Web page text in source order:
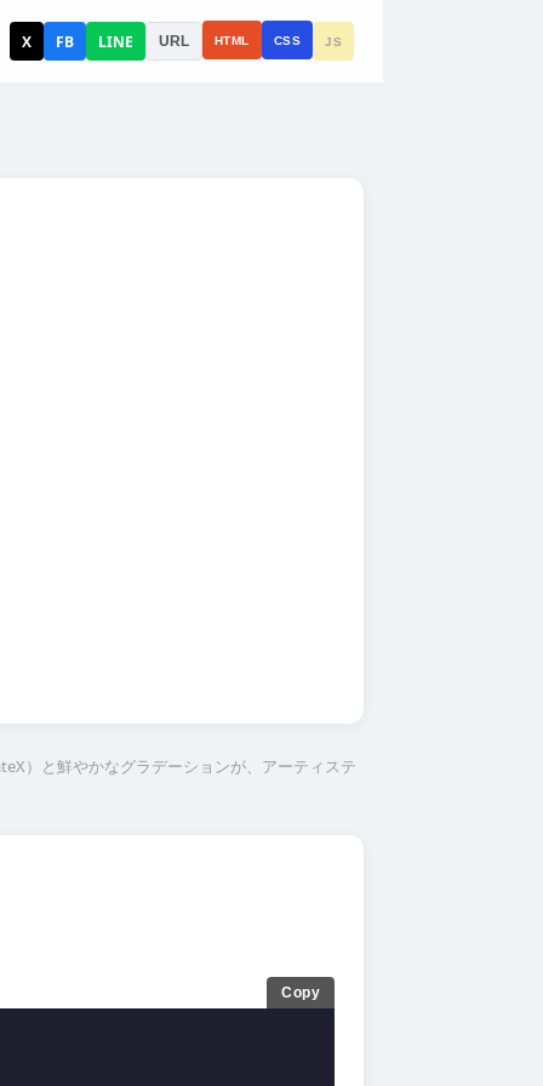
X FB LINE URL HTML CSS JS
）と鮮やかなグラデーションが、アーティステ
Copy